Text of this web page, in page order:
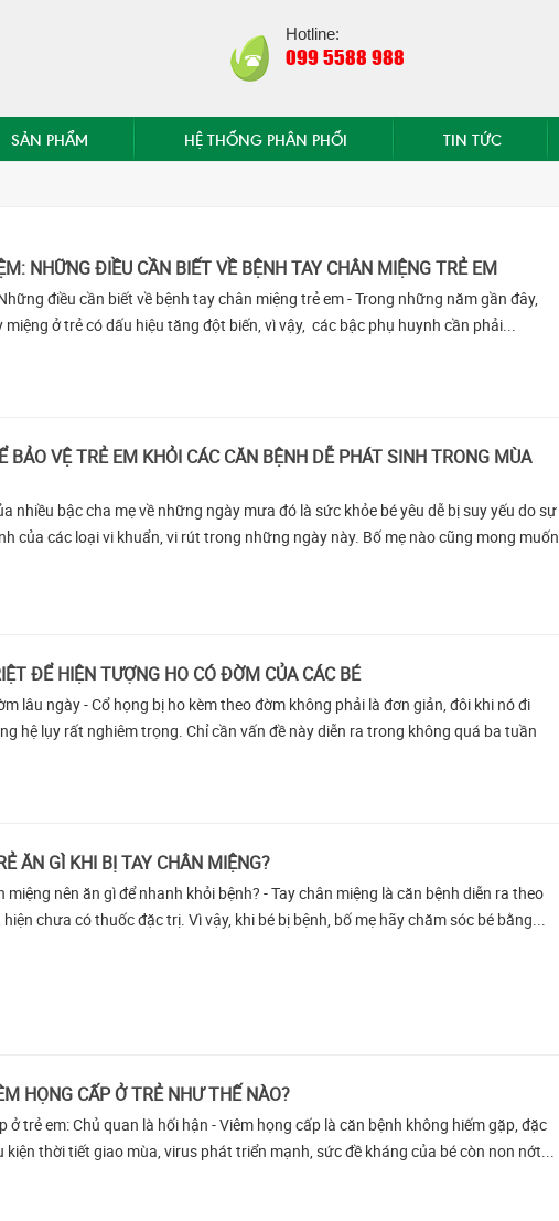
Hotline:
099 5588 988
SẢN PHẨM HỆ THỐNG PHÂN PHỐI TIN TỨC
NHỮNG ĐIỀU CẦN BIẾT VỀ BỆNH TAY CHÂN MIỆNG TRẺ EM
điều cần biết về bệnh tay chân miệng trẻ em - Trong những năm gần đây,
miệng ở trẻ có dấu hiệu tăng đột biến, vì vậy, các bậc phụ huynh cần phải...
BẢO VỆ TRẺ EM KHỎI CÁC CĂN BỆNH DỄ PHÁT SINH TRONG MÙA
nhiều bậc cha mẹ về những ngày mưa đó là sức khỏe bé yêu dễ bị suy yếu do sự
của các loại vi khuẩn, vi rút trong những ngày này. Bố mẹ nào cũng mong muốn
ĐỂ HIỆN TƯỢNG HO CÓ ĐỜM CỦA CÁC BÉ
lâu ngày - Cổ họng bị ho kèm theo đờm không phải là đơn giản, đôi khi nó đi
hệ lụy rất nghiêm trọng. Chỉ cần vấn đề này diễn ra trong không quá ba tuần
ĂN GÌ KHI BỊ TAY CHÂN MIỆNG?
miệng nên ăn gì để nhanh khỏi bệnh? - Tay chân miệng là căn bệnh diễn ra theo
chưa có thuốc đặc trị. Vì vậy, khi bé bị bệnh, bố mẹ hãy chăm sóc bé bằng...
HỌNG CẤP Ở TRẺ NHƯ THẾ NÀO?
ở trẻ em: Chủ quan là hối hận - Viêm họng cấp là căn bệnh không hiếm gặp, đặc
kiện thời tiết giao mùa, virus phát triển mạnh, sức đề kháng của bé còn non nớt...